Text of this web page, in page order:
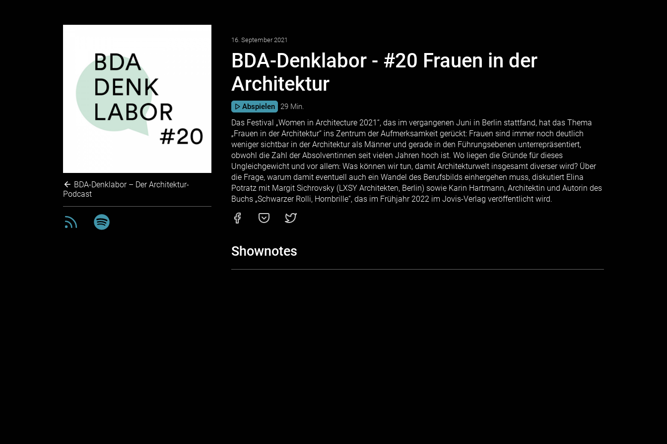
BDA-Denklabor – Der Architektur-
Podcast
16. September 2021
BDA-Denklabor - #20 Frauen in der
Architektur
Abspielen 29 Min.
Das Festival „Women in Architecture 2021“, das im vergangenen Juni in Berlin stattfand, hat das Thema
„Frauen in der Architektur“ ins Zentrum der Aufmerksamkeit gerückt: Frauen sind immer noch deutlich
weniger sichtbar in der Architektur als Männer und gerade in den Führungsebenen unterrepräsentiert,
obwohl die Zahl der Absolventinnen seit vielen Jahren hoch ist. Wo liegen die Gründe für dieses
Ungleichgewicht und vor allem: Was können wir tun, damit Architekturwelt insgesamt diverser wird? Über
die Frage, warum damit eventuell auch ein Wandel des Berufsbilds einhergehen muss, diskutiert Elina
Potratz mit Margit Sichrovsky (LXSY Architekten, Berlin) sowie Karin Hartmann, Architektin und Autorin des
Buchs „Schwarzer Rolli, Hornbrille“, das im Frühjahr 2022 im Jovis-Verlag veröffentlicht wird.
Shownotes